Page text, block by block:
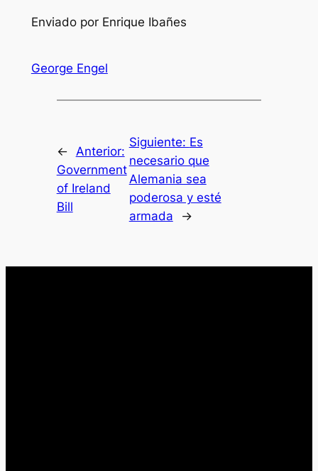
Enviado por Enrique Ibañes
George Engel
←
Anterior:
Government
of Ireland
Bill
Siguiente: Es
necesario que
Alemania sea
poderosa y esté
armada
→